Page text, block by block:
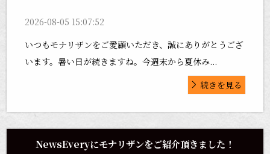
2026-08-05 15:07:52
いつもモナリザンをご愛顧いただき、誠にありがとうござ
います。暑い日が続きますね。今週末から夏休み...
続きを見る
NewsEveryにモナリザンをご紹介頂きました！